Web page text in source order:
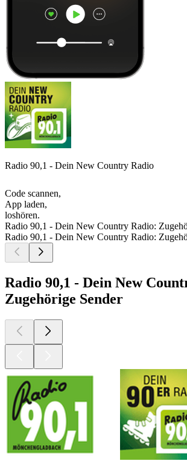
Radio 90,1 - Dein New Country Radio
Code scannen,
App laden,
loshören.
Radio 90,1 - Dein New Country Radio:
Radio 90,1 - Dein New Country Radio:
Radio 90,1 - Dein New
Zugehörige Sender